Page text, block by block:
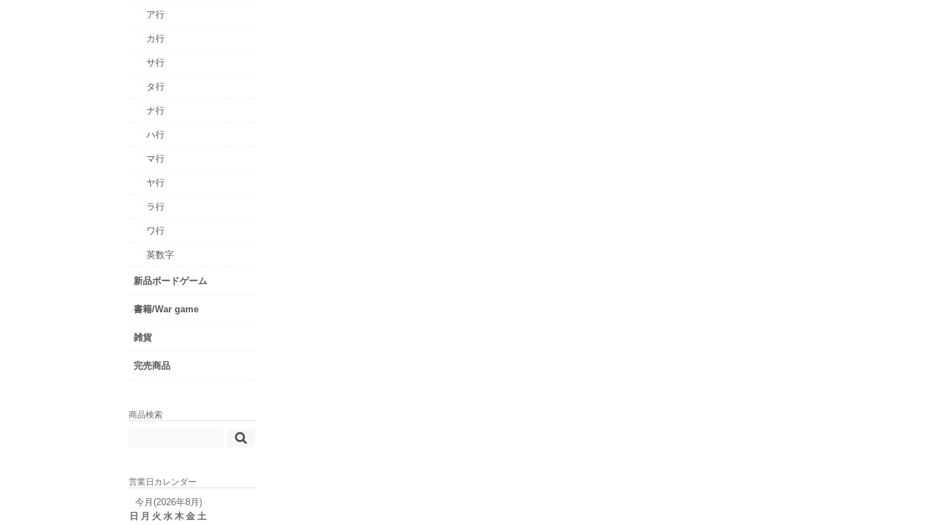
ア行
カ行
サ行
タ行
ナ行
ハ行
マ行
ヤ行
ラ行
ワ行
英数字
新品ボードゲーム
書籍/War game
雑貨
完売商品
商品検索
営業日カレンダー
今月(2026年8月)
日 月 火 水 木 金 土